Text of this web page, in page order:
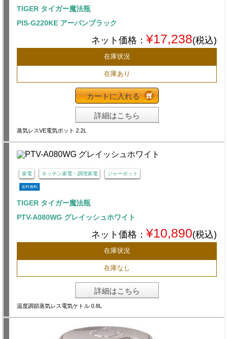
TIGER タイガー魔法瓶
PIS-G220KE アーバンブラック
ネット価格： ¥17,238(税込)
在庫状況
在庫あり
カートに入れる
詳細はこちら
蒸気レスVE電気ポット 2.2L
家電 キッチン家電・調理家電 ジャーポット
送料無料
TIGER タイガー魔法瓶
PTV-A080WG グレイッシュホワイト
ネット価格： ¥10,890(税込)
在庫状況
在庫なし
詳細はこちら
温度調節蒸気レス電気ケトル 0.8L